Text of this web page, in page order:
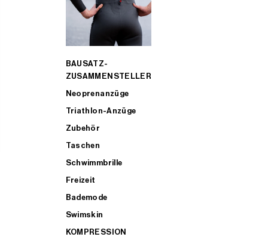
BAUSATZ-
ZUSAMMENSTELLER
Neoprenanzüge
Triathlon-Anzüge
Zubehör
Taschen
Schwimmbrille
Freizeit
Bademode
Swimskin
KOMPRESSION